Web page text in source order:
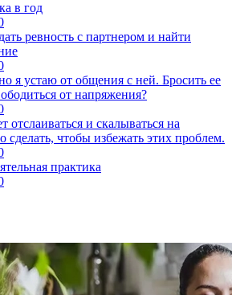
в год
ревность с партнером и найти
я устаю от общения с ней. Бросить ее
от напряжения?
отслаиваться и скалываться на
сделать, чтобы избежать этих проблем.
практика